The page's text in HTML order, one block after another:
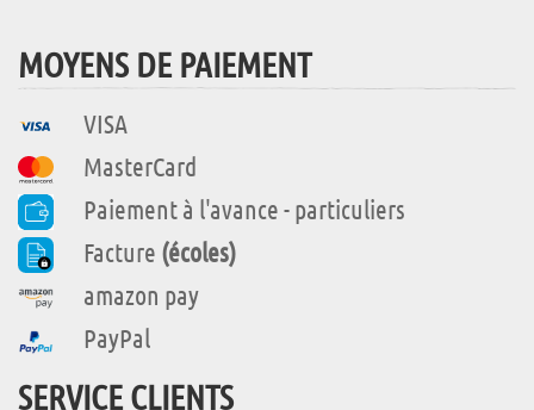
MOYENS DE PAIEMENT
VISA
MasterCard
Paiement à l'avance - particuliers
Facture (écoles)
amazon pay
PayPal
SERVICE CLIENTS